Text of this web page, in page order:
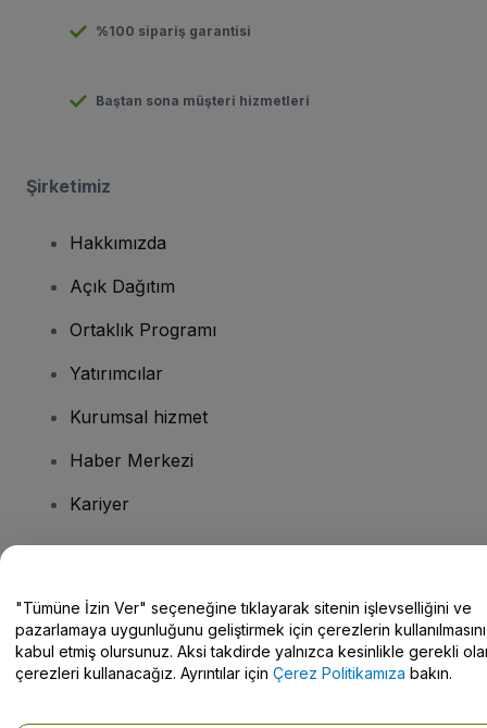
%100 sipariş garantisi
Baştan sona müşteri hizmetleri
Şirketimiz
Hakkımızda
Açık Dağıtım
Ortaklık Programı
Yatırımcılar
Kurumsal hizmet
Haber Merkezi
Kariyer
Yardım Merkezi / Bize Ulaşın
"Tümüne İzin Ver" seçeneğine tıklayarak sitenin işlevselliğini ve
pazarlamaya uygunluğunu geliştirmek için çerezlerin kullanılmasını
kabul etmiş olursunuz. Aksi takdirde yalnızca kesinlikle gerekli
çerezleri kullanacağız. Ayrıntılar için Çerez Politikamıza bakın.